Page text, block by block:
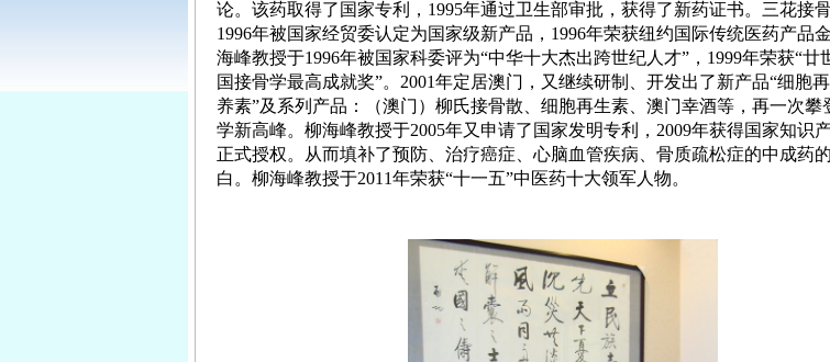
论。该药取得了国家专利， 1995年通过卫生部审批，获得了新药证书。三花接
1996年被国家经贸委认定为国家级新产品， 1996年荣获纽约国际传统医药产品
海峰教授于1996年被国家科委评为“中华十大杰出跨世纪人才”， 1999年荣获“廿
国接骨学最高成就奖”。 2001年定居澳门，又继续研制、开发出了新产品“细胞
养素”及系列产品：（澳门）柳氏接骨散、细胞再生素、澳门幸酒等，再一次攀
学新高峰。 柳海峰教授于2005年又申请了国家发明专利， 2009年获得国家知识
正式授权。从而填补了预防、治疗癌症、心脑血管疾病、骨质疏松症的中成药
白。 柳海峰教授于2011年荣获“十一五”中医药十大领军人物。